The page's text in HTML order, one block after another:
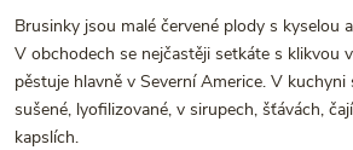
Brusinky jsou malé červené plody s kyselou
V obchodech se nejčastěji setkáte s klikvou
pěstuje hlavně v Severní Americe. V kuchyni
sušené, lyofilizované, v sirupech, šťávách,
kapslích.